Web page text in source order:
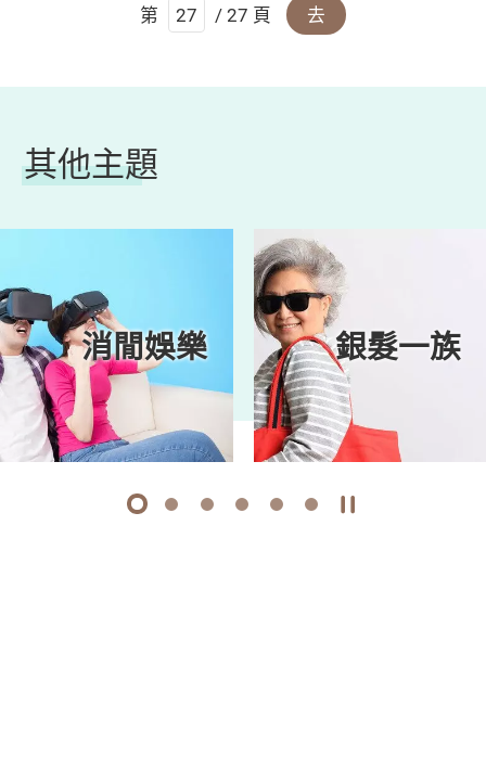
第 / 27 頁 去
其他主題
消閒娛樂 銀髮一族
1 2 3 4 5 6 開始/暫停幻燈